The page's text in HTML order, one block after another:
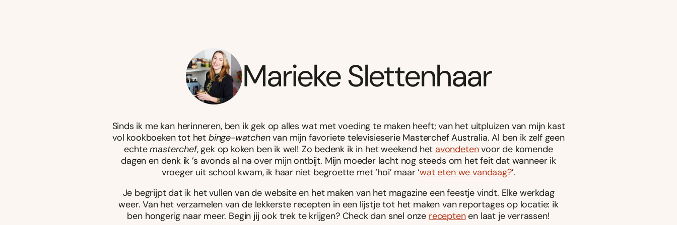
Marieke Slettenhaar
Sinds ik me kan herinneren, ben ik gek op alles wat met voeding te maken heeft; van het uitpluizen van mijn kast
vol kookboeken tot het binge-watchenvan mijn favoriete televisieserie Masterchef Australia. Al ben ik zelf geen
echtemasterchef, gek op koken ben ik wel! Zo bedenk ik in het weekend het avondetenvoor de komende
dagen en denk ik ’s avonds al na over mijn ontbijt. Mijn moeder lacht nog steeds om het feit dat wanneer ik
vroeger uit school kwam, ik haar niet begroette met ‘hoi’ maar ‘wat eten we vandaag?’.
Je begrijpt dat ik het vullen van de website en het maken van het magazine een feestje vindt. Elke werkdag
weer. Van het verzamelen van de lekkerste recepten in een lijstje tot het maken van reportages op locatie: ik
ben hongerig naar meer. Begin jij ook trek te krijgen? Check dan snel onze receptenen laat je verrassen!